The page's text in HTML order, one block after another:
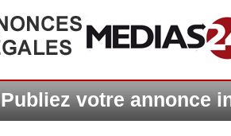
Publiez votre annonce